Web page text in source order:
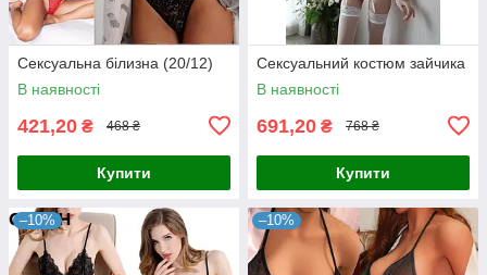
Сексуальна білизна (20/12)
В наявності
421,20 ₴ 468 ₴
Купити
Сексуальний костюм зайчика
В наявності
691,20 ₴ 768 ₴
Купити
–10% –10%